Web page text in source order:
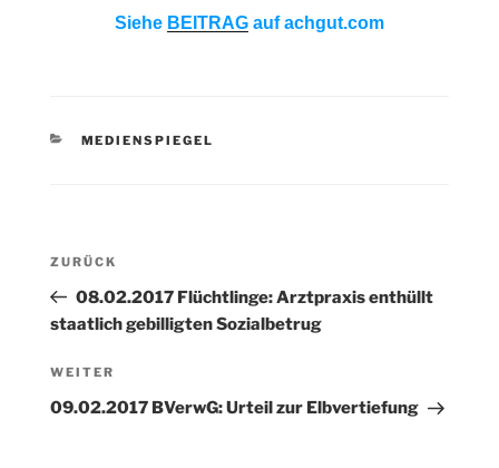
Siehe BEITRAG auf achgut.com
KATEGORIEN
MEDIENSPIEGEL
Beitragsnavigation
Vorheriger
Beitrag
ZURÜCK
08.02.2017 Flüchtlinge: Arztpraxis enthüllt
staatlich gebilligten Sozialbetrug
Nächster
Beitrag
WEITER
09.02.2017 BVerwG: Urteil zur Elbvertiefung